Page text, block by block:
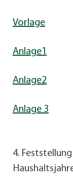
Vorlage
Anlage1
Anlage2
Anlage 3
4.